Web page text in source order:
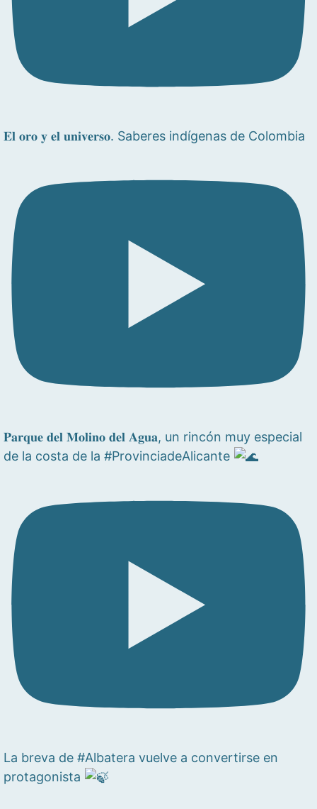
𝐄𝐥 𝐨𝐫𝐨 𝐲 𝐞𝐥 𝐮𝐧𝐢𝐯𝐞𝐫𝐬𝐨. Saberes indígenas de Colombia
𝐏𝐚𝐫𝐪𝐮𝐞 𝐝𝐞𝐥 𝐌𝐨𝐥𝐢𝐧𝐨 𝐝𝐞𝐥 𝐀𝐠𝐮𝐚, un rincón muy especial
de la costa de la #ProvinciadeAlicante
La breva de #Albatera vuelve a convertirse en
protagonista